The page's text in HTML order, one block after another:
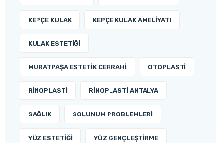
KEPÇE KULAK KEPÇE KULAK AMELIYATI
KULAK ESTETIĞI
MURATPAŞA ESTETIK CERRAHI OTOPLASTI
RINOPLASTI RINOPLASTI ANTALYA
SAĞLIK SOLUNUM PROBLEMLERI
YÜZ ESTETIĞI YÜZ GENÇLEŞTIRME